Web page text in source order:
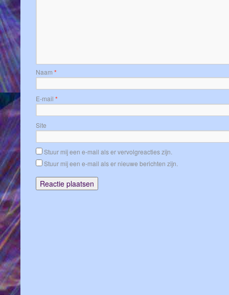
Naam *
E-mail *
Site
Stuur mij een e-mail als er vervolgreacties zijn.
Stuur mij een e-mail als er nieuwe berichten zijn.